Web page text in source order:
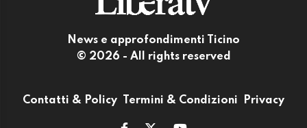
News e approfondimenti Ticino
© 2026 - All rights reserved
Contatti & Policy Termini & Condizioni Privacy